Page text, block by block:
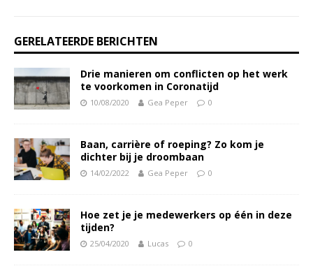
GERELATEERDE BERICHTEN
Drie manieren om conflicten op het werk
te voorkomen in Coronatijd
10/08/2020 Gea Peper 0
Baan, carrière of roeping? Zo kom je
dichter bij je droombaan
14/02/2022 Gea Peper 0
Hoe zet je je medewerkers op één in deze
tijden?
25/04/2020 Lucas 0